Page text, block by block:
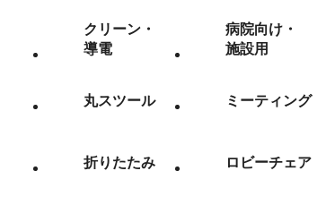
クリーン・
導電
病院向け・
施設用
丸スツール ミーティング
折りたたみ ロビーチェア